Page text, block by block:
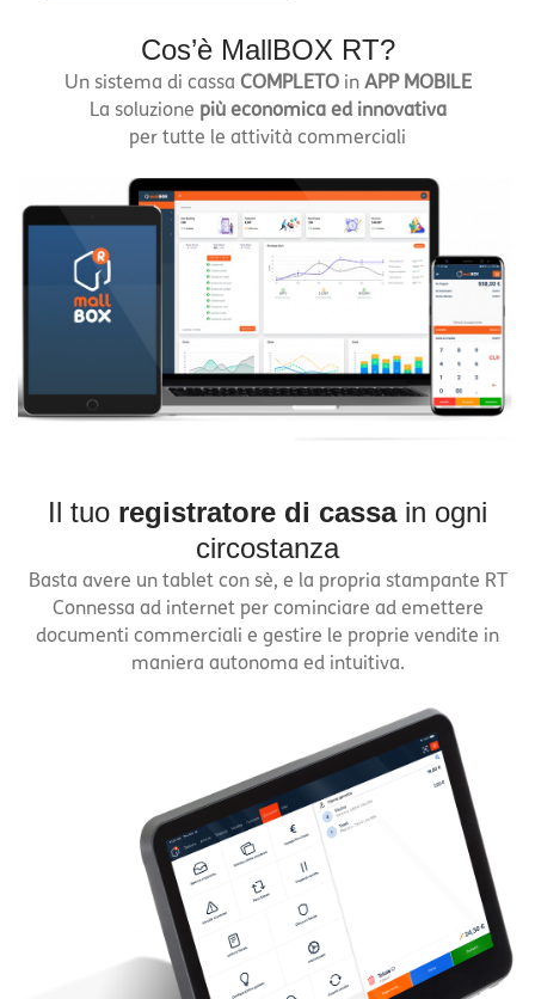
Cos’è MallBOX RT?
Un sistema di cassa COMPLETOin APP MOBILE
La soluzione più economica ed innovativa
per tutte le attività commerciali
Il tuo registratore di cassain ogni
circostanza
Basta avere un tablet con sè, e la propria stampante RT
Connessa ad internet per cominciare ad emettere
documenti commerciali e gestire le proprie vendite in
maniera autonoma ed intuitiva.